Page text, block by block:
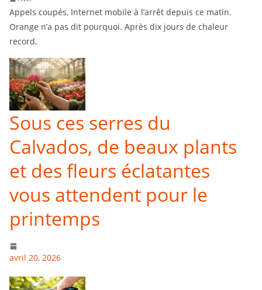
Appels coupés, Internet mobile à l’arrêt depuis ce matin.
Orange n’a pas dit pourquoi. Après dix jours de chaleur
record,
Sous ces serres du
Calvados, de beaux plants
et des fleurs éclatantes
vous attendent pour le
printemps
avril 20, 2026